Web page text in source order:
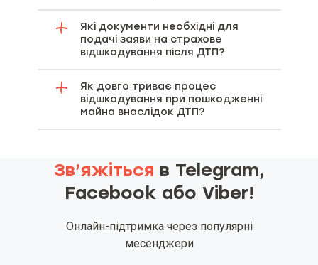
Які документи необхідні для
подачі заяви на страхове
відшкодування після ДТП?
Як довго триває процес
відшкодування при пошкодженні
майна внаслідок ДТП?
Зв’яжіться в Telegram,
Facebook або Viber!
Онлайн-підтримка через популярні
месенджери